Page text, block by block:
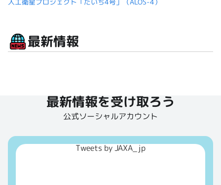
人工衛星プロジェクト「だいち4号」（ALOS-4）
最新情報
最新情報を受け取ろう
公式ソーシャルアカウント
Tweets by JAXA_jp